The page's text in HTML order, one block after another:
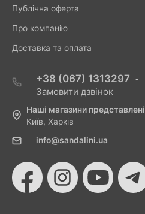
Публічна оферта
Про компанію
Доставка та оплата
+38 (067) 1313297
Замовити дзвінок
Наші магазини представлені
Київ, Харків
info@sandalini.ua